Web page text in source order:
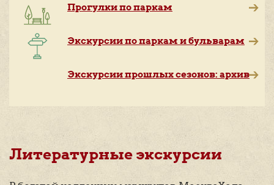
Прогулки по паркам
Экскурсии по паркам и бульварам
Экскурсии прошлых сезонов: архив
Литературные экскурсии